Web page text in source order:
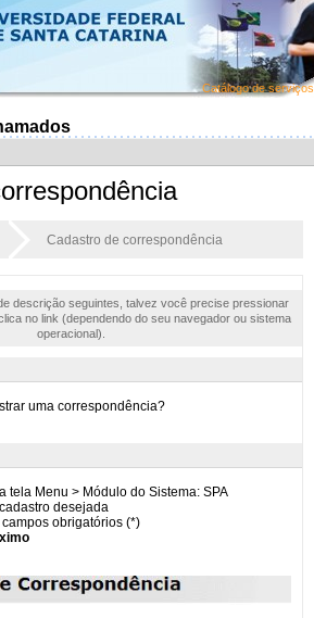
Catálogo de serviços
Cadastro de correspondência
descrição seguintes, talvez você precise pressionar
no link (dependendo do seu navegador ou sistema
operacional).